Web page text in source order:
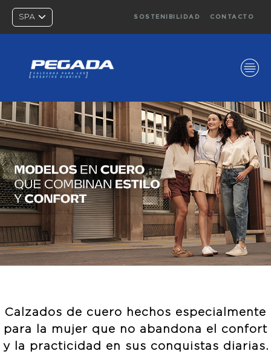
SPA SOSTENIBILIDAD CONTACTO
Calzados de cuero hechos especialmente
para la mujer que no abandona el
confort
y la practicidad
en sus conquistas diarias.